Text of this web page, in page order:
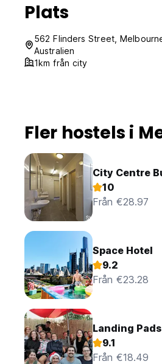
Plats
562 Flinders Street,
Australien
1km från city
Fler hostels i
City Centre
10
Från €28.97
Space Hotel
9.2
Från €23.28
Landing
9.1
Från €18.49